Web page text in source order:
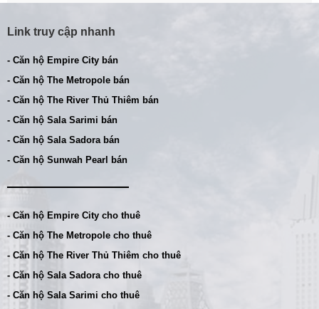
Link truy cập nhanh
- Căn hộ Empire City bán
- Căn hộ The Metropole bán
- Căn hộ The River Thủ Thiêm bán
- Căn hộ Sala Sarimi bán
- Căn hộ Sala Sadora bán
- Căn hộ Sunwah Pearl bán
- Căn hộ Empire City cho thuê
- Căn hộ The Metropole cho thuê
- Căn hộ The River Thủ Thiêm cho thuê
- Căn hộ Sala Sadora cho thuê
- Căn hộ Sala Sarimi cho thuê